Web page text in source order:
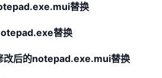
替换
替换
后的notepad.exe.mui替换